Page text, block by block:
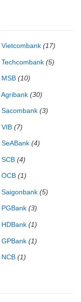
Vietcombank (17)
Techcombank (5)
MSB (10)
Agribank (30)
Sacombank (3)
VIB (7)
SeABank (4)
SCB (4)
OCB (1)
Saigonbank (5)
PGBank (3)
HDBank (1)
GPBank (1)
NCB (1)